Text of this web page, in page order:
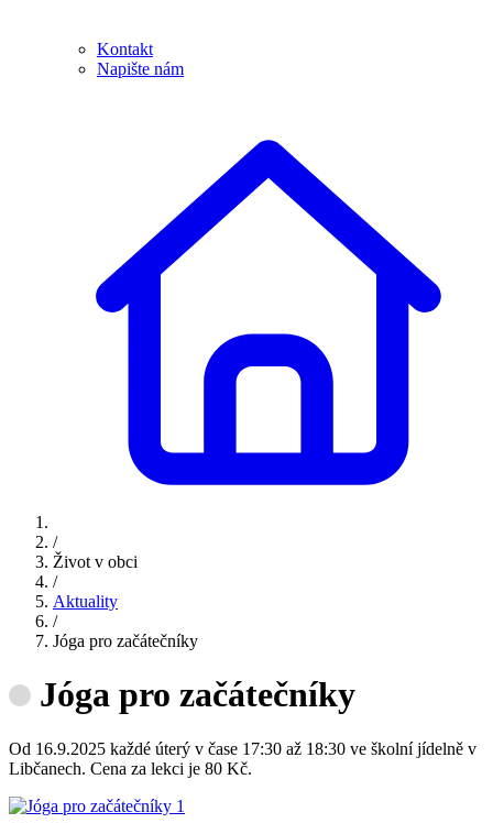
Kontakt
Napište nám
/
Život v obci
/
Aktuality
/
Jóga pro začátečníky
Jóga pro začátečníky
Od 16.9.2025 každé úterý v čase 17:30 až 18:30 ve školní jídelně v
Libčanech. Cena za lekci je 80 Kč.